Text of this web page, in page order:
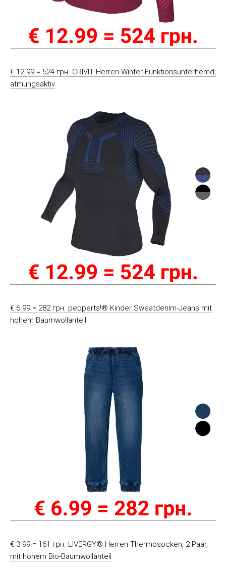
€ 12.99 = 524 грн. CRIVIT Herren Winter-Funktionsunterhemd,
atmungsaktiv
€ 6.99 = 282 грн. pepperts!® Kinder Sweatdenim-Jeans mit
hohem Baumwollanteil
€ 3.99 = 161 грн. LIVERGY® Herren Thermosocken, 2 Paar,
mit hohem Bio-Baumwollanteil